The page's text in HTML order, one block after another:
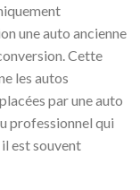
une auto ancienne
Cette
les autos
par une auto
professionnel qui
est souvent